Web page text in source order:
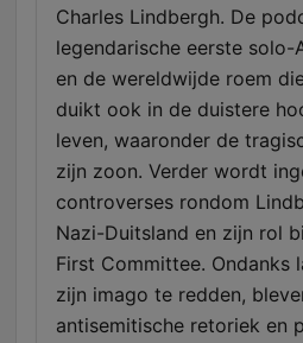
Charles Lindbergh. De
legendarische eerste solo-
en de wereldwijde roem
duikt ook in de duistere
leven, waaronder de
zijn zoon. Verder wordt
controverses rondom
Nazi-Duitsland en zijn rol
First Committee. Ondanks
zijn imago te redden,
antisemitische retoriek en